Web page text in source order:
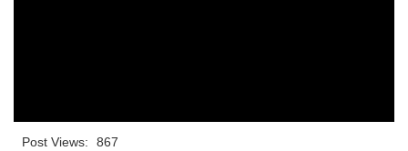
Post Views: 867